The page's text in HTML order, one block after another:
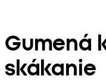
Gumená
skákanie